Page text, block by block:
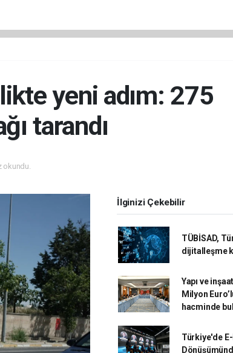
yeni adım: 275
tarandı
İlginizi Çekebilir
TÜBİSAD,
dijitalleşme
Yapı ve
Milyon
hacminde
Türkiye'de